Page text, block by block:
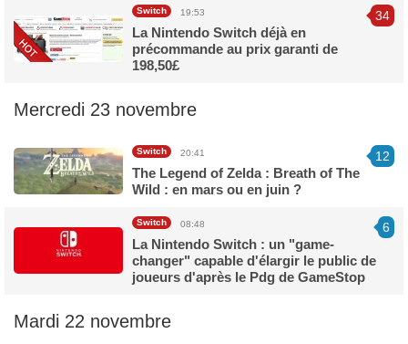
34
Switch 19:53
La Nintendo Switch déjà en
précommande au prix garanti de
198,50£
Mercredi 23 novembre
12
Switch 20:41
The Legend of Zelda : Breath of The
Wild : en mars ou en juin ?
6
Switch 08:48
La Nintendo Switch : un "game-
changer" capable d'élargir le public de
joueurs d'après le Pdg de GameStop
Mardi 22 novembre